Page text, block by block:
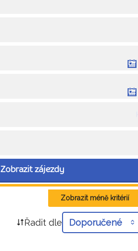
Zobrazit zájezdy
Zobrazit méně kritérií
Řadit dle Doporučené